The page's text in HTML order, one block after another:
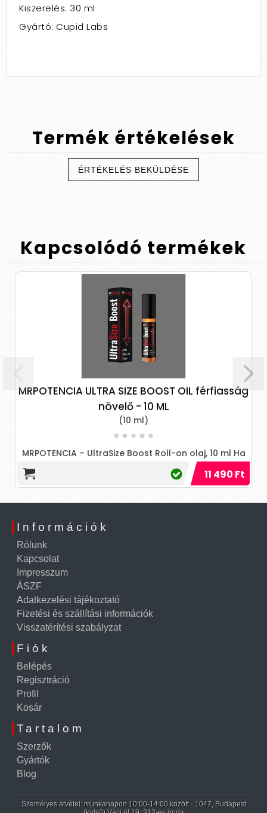
Kiszerelés: 30 ml
Gyártó: Cupid Labs
Termék értékelések
ÉRTÉKELÉS BEKÜLDÉSE
Kapcsolódó termékek
ULTRA SIZE BOOST OIL férfiasság
növelő - 10 ML
– UltraSize Boost Roll-on olaj, 10 ml Ha
a magabiztosabb megjelenés Előfordulhat,
11 490 Ft
Információk
Rólunk
Kapcsolat
Impresszum
ÁSZF
Adatkezelési tájékoztató
Fizetési és szállítási információk
Visszatérítési szabályzat
Fiók
Belépés
Regisztráció
Profil
Kosár
Tartalom
Szerzők
Gyártók
Blog
Személyes átvétel: munkanapon 10:00-14:00 között · 1047, Budapest